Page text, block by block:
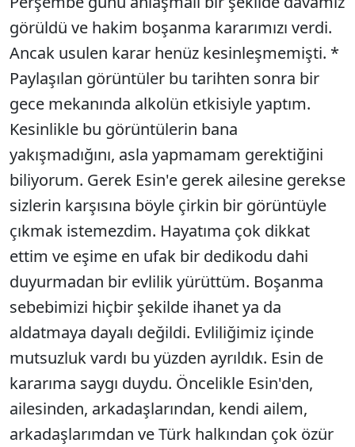
görüldü ve hakim boşanma kararımızı verdi.
Ancak usulen karar henüz kesinleşmemişti. *
Paylaşılan görüntüler bu tarihten sonra bir
gece mekanında alkolün etkisiyle yaptım.
Kesinlikle bu görüntülerin bana
yakışmadığını, asla yapmamam gerektiğini
biliyorum. Gerek Esin'e gerek ailesine gerekse
sizlerin karşısına böyle çirkin bir görüntüyle
çıkmak istemezdim. Hayatıma çok dikkat
ettim ve eşime en ufak bir dedikodu dahi
duyurmadan bir evlilik yürüttüm. Boşanma
sebebimizi hiçbir şekilde ihanet ya da
aldatmaya dayalı değildi. Evliliğimiz içinde
mutsuzluk vardı bu yüzden ayrıldık. Esin de
kararıma saygı duydu. Öncelikle Esin'den,
ailesinden, arkadaşlarından, kendi ailem,
arkadaşlarımdan ve Türk halkından çok özür